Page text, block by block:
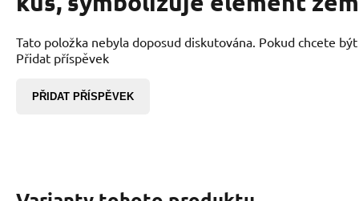
Tato položka nebyla doposud diskutována. Pokud chcete
Přidat příspěvek
PŘIDAT PŘÍSPĚVEK